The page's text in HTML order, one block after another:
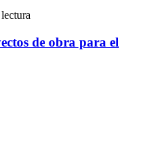
de obra para el